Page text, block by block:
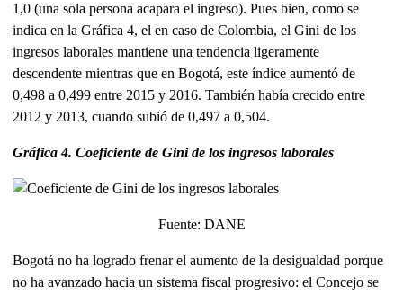
1,0 (una sola persona acapara el ingreso). Pues bien, como se
indica en la Gráfica 4, el en caso de Colombia, el Gini de los
ingresos laborales mantiene una tendencia ligeramente
descendente mientras que en Bogotá, este índice aumentó de
0,498 a 0,499 entre 2015 y 2016. También había crecido entre
2012 y 2013, cuando subió de 0,497 a 0,504.
Gráfica 4. Coeficiente de Gini de los ingresos laborales
Fuente: DANE
Bogotá no ha logrado frenar el aumento de la desigualdad porque
no ha avanzado hacia un sistema fiscal progresivo: el Concejo se